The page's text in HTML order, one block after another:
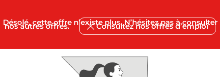
Désolé, cette offre n’existe plus. N’hésitez pas à consulter
nos autres offres. Consultez nos offres d’emploi